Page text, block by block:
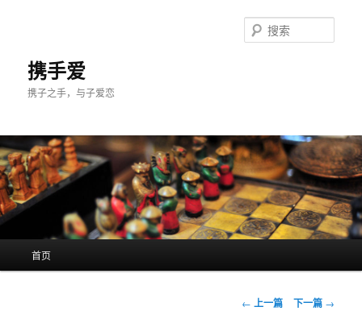
携手爱
携子之手，与子爱恋
索
首页
文
← 上一篇 下一篇 →